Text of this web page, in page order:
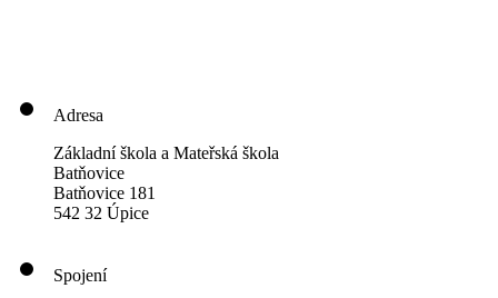
Adresa
Základní škola a Mateřská škola
Batňovice
Batňovice 181
542 32 Úpice
Spojení